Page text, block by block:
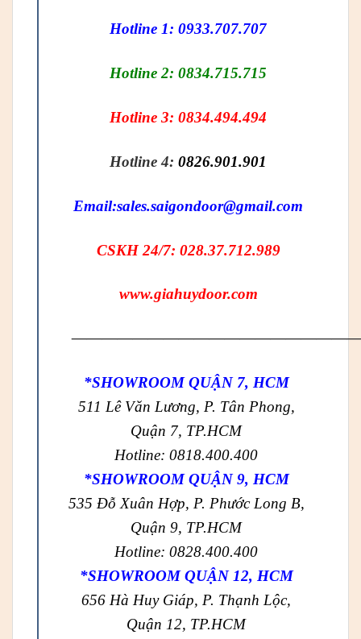
Hotline 1: 0933.707.707
Hotline 2: 0834.715.715
Hotline 3: 0834.494.494
Hotline 4: 0826.901.901
Email:sales.saigondoor@gmail.com
CSKH 24/7: 028.37.712.989
www.giahuydoor.com
*SHOWROOM QUẬN 7, HCM
511 Lê Văn Lương, P. Tân Phong,
Quận 7, TP.HCM
Hotline: 0818.400.400
*SHOWROOM QUẬN 9, HCM
535 Đỗ Xuân Hợp, P. Phước Long B,
Quận 9, TP.HCM
Hotline: 0828.400.400
*SHOWROOM QUẬN 12, HCM
656 Hà Huy Giáp, P. Thạnh Lộc,
Quận 12, TP.HCM